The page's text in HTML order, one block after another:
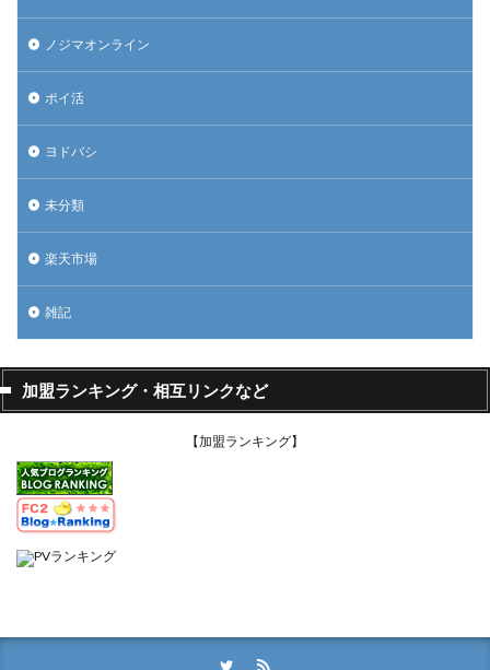
ノジマオンライン
ポイ活
ヨドバシ
未分類
楽天市場
雑記
加盟ランキング・相互リンクなど
【加盟ランキング】